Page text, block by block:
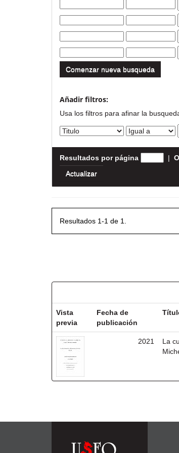
Comenzar nueva busqueda
Añadir filtros:
Usa los filtros para afinar la
Resultados por página |
Resultados 1-1 de 1.
Vista
previa
Fecha de
publicación
2021
La